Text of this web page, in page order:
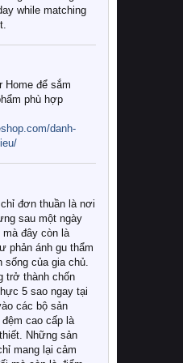
while matching
Home để sắm
phù hợp
danh-
đơn thuần là nơi
sau một ngày
mà đây còn là
phản ánh gu thẩm
sống của gia chủ.
trở thành chốn
5 sao ngay tại
các bộ sản
cao cấp là
Những sản
mang lại cảm